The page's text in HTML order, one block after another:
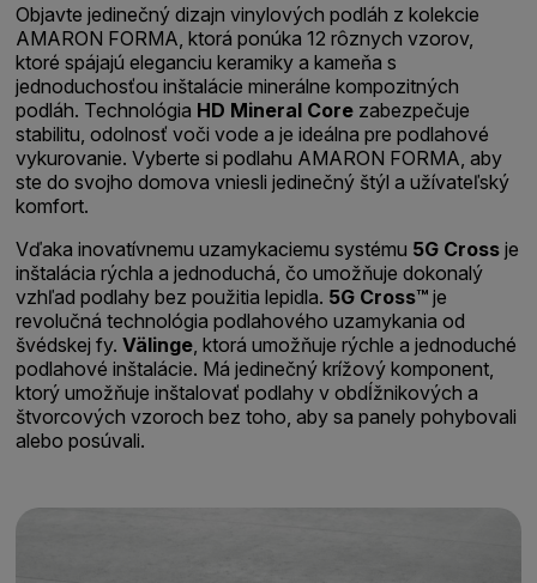
Objavte jedinečný dizajn vinylových podláh z kolekcie
AMARON FORMA, ktorá ponúka 12 rôznych vzorov,
ktoré spájajú eleganciu keramiky a kameňa s
jednoduchosťou inštalácie minerálne kompozitných
podláh. Technológia HD Mineral Core zabezpečuje
stabilitu, odolnosť voči vode a je ideálna pre podlahové
vykurovanie. Vyberte si podlahu AMARON FORMA, aby
ste do svojho domova vniesli jedinečný štýl a užívateľský
komfort.
Vďaka inovatívnemu uzamykaciemu systému 5G Cross je
inštalácia rýchla a jednoduchá, čo umožňuje dokonalý
vzhľad podlahy bez použitia lepidla. 5G Cross™ je
revolučná technológia podlahového uzamykania od
švédskej fy.Välinge , ktorá umožňuje rýchle a jednoduché
podlahové inštalácie. Má jedinečný krížový komponent,
ktorý umožňuje inštalovať podlahy v obdĺžnikových a
štvorcových vzoroch bez toho, aby sa panely pohybovali
alebo posúvali.